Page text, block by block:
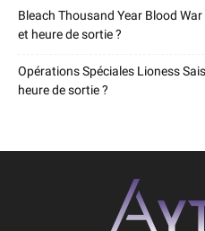
Bleach Thousand Year Blood
et heure de sortie ?
Opérations Spéciales Lioness
heure de sortie ?